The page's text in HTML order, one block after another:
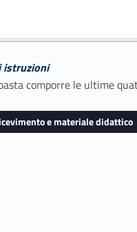
istruzioni
comporre le ultime
e materiale didattico